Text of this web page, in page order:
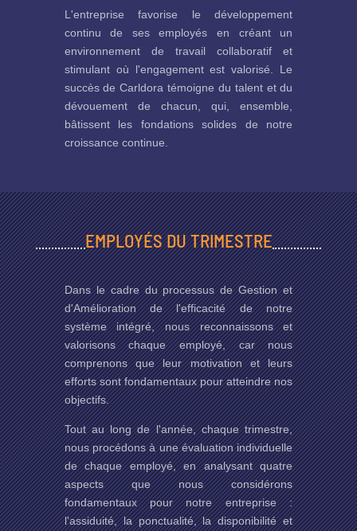
L'entreprise favorise le développement
continu de ses employés en créant un
environnement de travail collaboratif et
stimulant où l'engagement est valorisé. Le
succès de Carldora témoigne du talent et du
dévouement de chacun, qui, ensemble,
bâtissent les fondations solides de notre
croissance continue.
EMPLOYÉS DU TRIMESTRE
Dans le cadre du processus de Gestion et
d'Amélioration de l'efficacité de notre
système intégré, nous reconnaissons et
valorisons chaque employé, car nous
comprenons que leur motivation et leurs
efforts sont fondamentaux pour atteindre nos
objectifs.
Tout au long de l'année, chaque trimestre,
nous procédons à une évaluation individuelle
de chaque employé, en analysant quatre
aspects que nous considérons
fondamentaux pour notre entreprise :
l'assiduité, la ponctualité, la disponibilité et